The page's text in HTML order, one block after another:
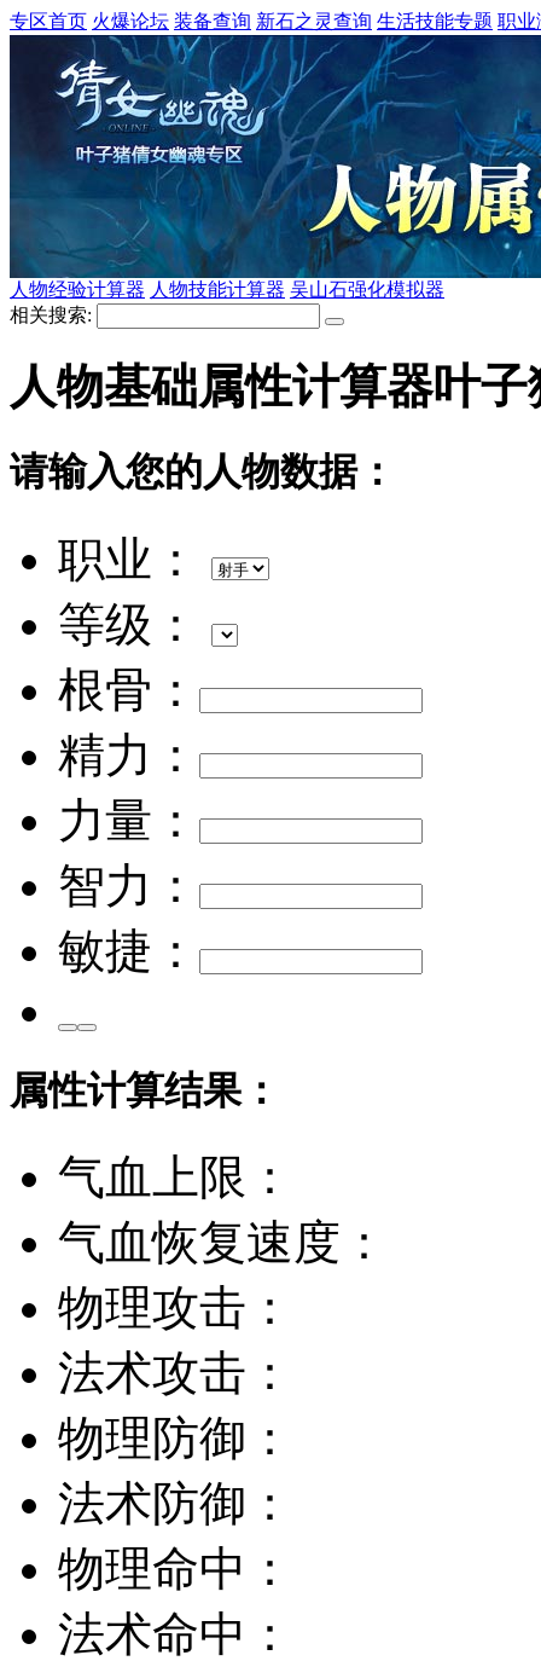
专区首页 火爆论坛 装备查询 新石之灵查询 生活技能专题 职业
人物经验计算器 人物技能计算器 吴山石强化模拟器
相关搜索:
人物基础属性计算器叶子
请输入您的人物数据：
职业：
等级：
根骨：
精力：
力量：
智力：
敏捷：
属性计算结果：
气血上限：
气血恢复速度：
物理攻击：
法术攻击：
物理防御：
法术防御：
物理命中：
法术命中：